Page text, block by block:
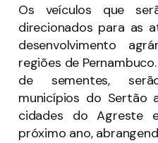
Os veículos que
direcionados para as
desenvolvimento
regiões de
de sementes,
municípios do Sertão
cidades do Agreste
próximo ano,